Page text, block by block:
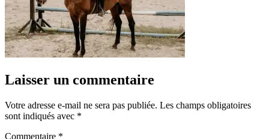
Laisser un commentaire
Votre adresse e-mail ne sera pas publiée. Les champs obligatoires
sont indiqués avec *
Commentaire *